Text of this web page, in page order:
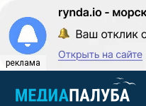
реклама